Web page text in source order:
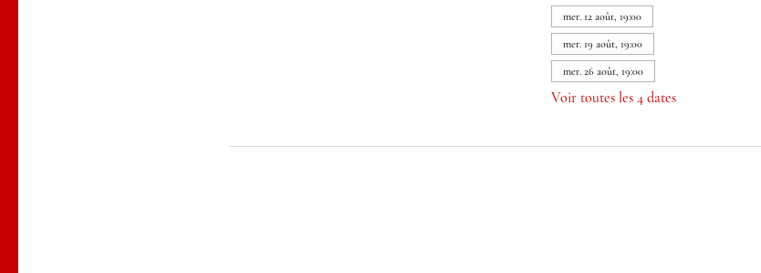
mer. 12 août, 19:00
mer. 19 août, 19:00
mer. 26 août, 19:00
Voir toutes les 4 dates